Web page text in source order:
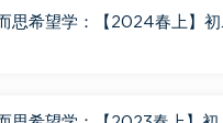
思希望学：【2024春上】初